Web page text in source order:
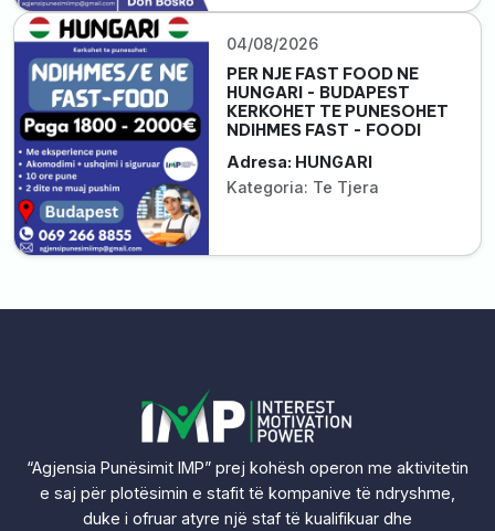
04/08/2026
PER NJE FAST FOOD NE
HUNGARI - BUDAPEST
KERKOHET TE PUNESOHET
NDIHMES FAST - FOODI
Adresa: HUNGARI
Kategoria: Te Tjera
“Agjensia Punësimit IMP” prej kohësh operon me aktivitetin
e saj për plotësimin e stafit të kompanive të ndryshme,
duke i ofruar atyre një staf të kualifikuar dhe